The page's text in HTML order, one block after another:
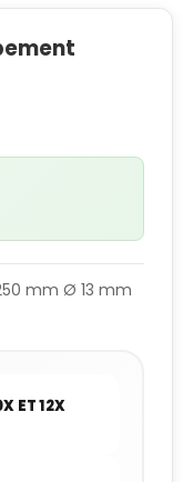
mm Ø 13 mm
ET 12X